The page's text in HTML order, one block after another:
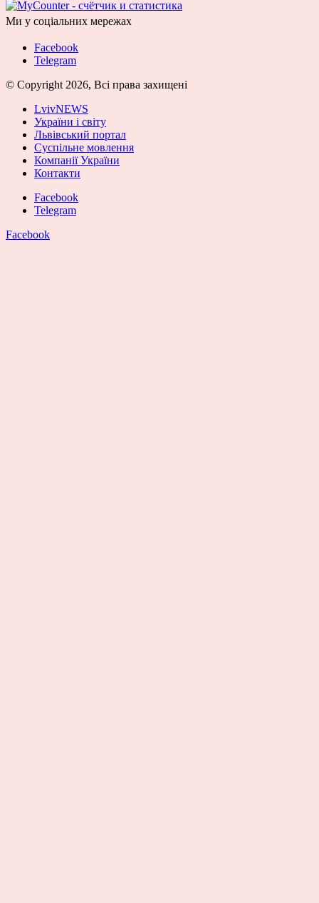
Ми у соціальних мережах
Facebook
Telegram
© Copyright 2026, Всі права захищені
LvivNEWS
України і світу
Львівський портал
Суспільне мовлення
Компанії України
Контакти
Facebook
Telegram
Facebook